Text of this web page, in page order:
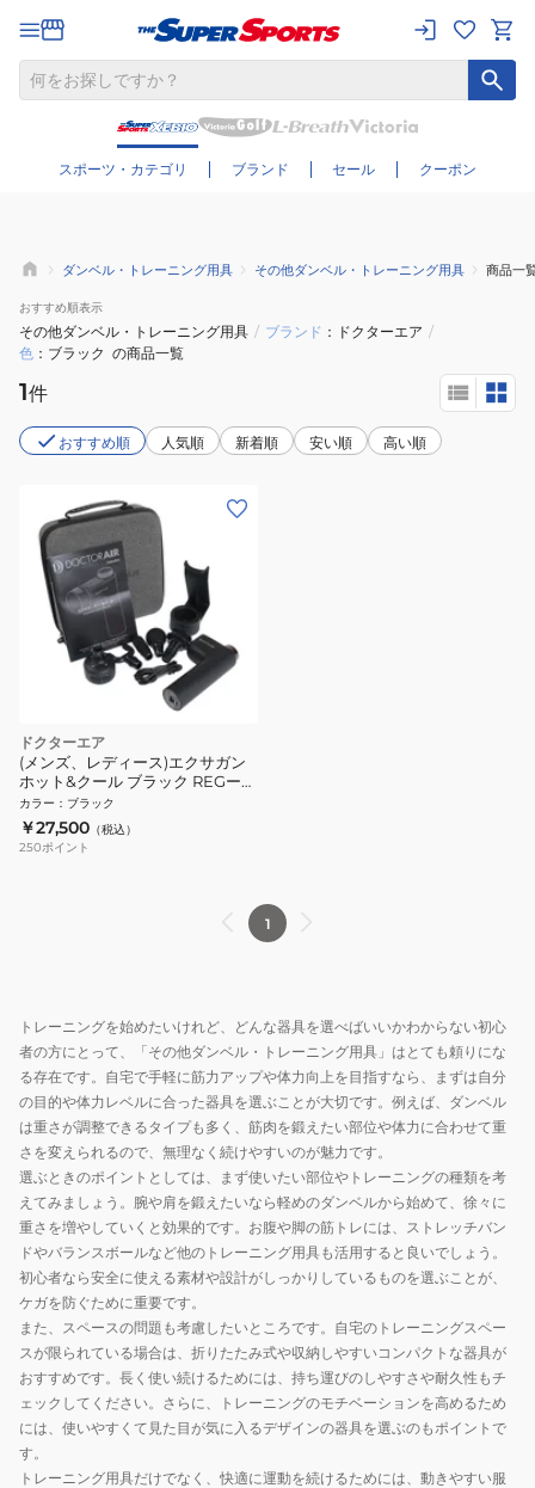
スポーツ・カテゴリ ブランド セール クーポン
さらに絞り込む
ダンベル・トレーニング用具 その他ダンベル・トレーニング用具 商品一
おすすめ順表示
その他ダンベル・トレーニング用具 / ブランド ドクターエア /
色
ブラック の商品一覧
1件
おすすめ順 人気順 新着順 安い順 高い順
ドクターエア
(メンズ、レディース)エクサガン
ホット&クール ブラック REGー
03BK
カラー ： ブラック
￥27,500 （税込）
250ポイント
1
トレーニングを始めたいけれど、どんな器具を選べばいいかわからない初心
者の方にとって、「その他ダンベル・トレーニング用具」はとても頼りにな
る存在です。自宅で手軽に筋力アップや体力向上を目指すなら、まずは自分
の目的や体力レベルに合った器具を選ぶことが大切です。例えば、ダンベル
は重さが調整できるタイプも多く、筋肉を鍛えたい部位や体力に合わせて重
さを変えられるので、無理なく続けやすいのが魅力です。
選ぶときのポイントとしては、まず使いたい部位やトレーニングの種類を考
えてみましょう。腕や肩を鍛えたいなら軽めのダンベルから始めて、徐々に
重さを増やしていくと効果的です。お腹や脚の筋トレには、ストレッチバン
ドやバランスボールなど他のトレーニング用具も活用すると良いでしょう。
初心者なら安全に使える素材や設計がしっかりしているものを選ぶことが、
ケガを防ぐために重要です。
また、スペースの問題も考慮したいところです。自宅のトレーニングスペー
スが限られている場合は、折りたたみ式や収納しやすいコンパクトな器具が
おすすめです。長く使い続けるためには、持ち運びのしやすさや耐久性もチ
ェックしてください。さらに、トレーニングのモチベーションを高めるため
には、使いやすくて見た目が気に入るデザインの器具を選ぶのもポイントで
す。
トレーニング用具だけでなく、快適に運動を続けるためには、動きやすい服